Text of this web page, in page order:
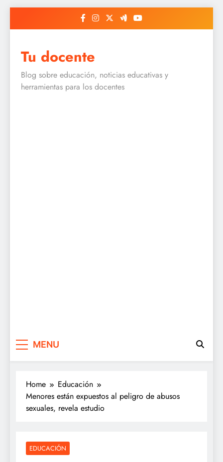
Tu docente
Blog sobre educación, noticias educativas y
herramientas para los docentes
MENU
Home
Educación
Menores están expuestos al peligro de abusos
sexuales, revela estudio
EDUCACIÓN